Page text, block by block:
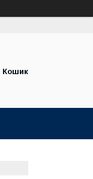
Кошик